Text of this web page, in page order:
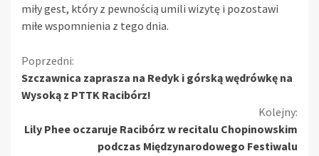
miły gest, który z pewnością umili wizytę i pozostawi
miłe wspomnienia z tego dnia.
Kontynuuj
czytanie
Poprzedni:
Szczawnica zaprasza na Redyk i górską wędrówkę na
Wysoką z PTTK Racibórz!
Kolejny:
Lily Phee oczaruje Racibórz w recitalu Chopinowskim
podczas Międzynarodowego Festiwalu